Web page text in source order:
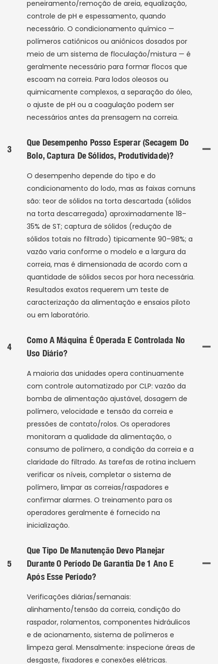
peneiramento/remoção de areia, equalização,
controle de pH e espessamento, quando
necessário. O condicionamento químico —
polímeros catiônicos ou aniônicos dosados ​​por
meio de um sistema de floculação/mistura — é
geralmente necessário para formar flocos que
escoam na correia. Para lodos oleosos ou
quimicamente complexos, a separação do óleo,
o ajuste de pH ou a coagulação podem ser
necessários antes da prensagem na correia.
3
Que Desempenho Posso Esperar (secagem Do
Bolo, Captura De Sólidos, Produtividade)?
O desempenho depende do tipo e do
condicionamento do lodo, mas as faixas comuns
são: teor de sólidos na torta descartada (sólidos
na torta descarregada) aproximadamente 18–
35% de ST; captura de sólidos (redução de
sólidos totais no filtrado) tipicamente 90–98%; a
vazão varia conforme o modelo e a largura da
correia, mas é dimensionada de acordo com a
quantidade de sólidos secos por hora necessária.
Resultados exatos requerem um teste de
caracterização da alimentação e ensaios piloto
ou em laboratório.
4
Como A Máquina É Operada E Controlada No
Uso Diário?
A maioria das unidades opera continuamente
com controle automatizado por CLP: vazão da
bomba de alimentação ajustável, dosagem de
polímero, velocidade e tensão da correia e
pressões de contato/rolos. Os operadores
monitoram a qualidade da alimentação, o
consumo de polímero, a condição da correia e a
claridade do filtrado. As tarefas de rotina incluem
verificar os níveis, completar o sistema de
polímero, limpar as correias/raspadores e
confirmar alarmes. O treinamento para os
operadores geralmente é fornecido na
inicialização.
5
Que Tipo De Manutenção Devo Planejar
Durante O Período De Garantia De 1 Ano E
Após Esse Período?
Verificações diárias/semanais:
alinhamento/tensão da correia, condição do
raspador, rolamentos, componentes hidráulicos
e de acionamento, sistema de polímeros e
limpeza geral. Mensalmente: inspecione áreas de
desgaste, fixadores e conexões elétricas.